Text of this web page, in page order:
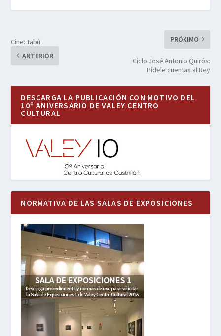
Cine: Tabú
ANTERIOR
PRÓXIMO
Ciclo José Antonio Quirós:
Pídele cuentas al Rey
DESCARGA LA PUBLICACIÓN CON MOTIVO DEL
10º ANIVERSARIO DE VALEY CENTRO
CULTURAL
NORMATIVA DE LAS SALAS DE EXPOSICIONES